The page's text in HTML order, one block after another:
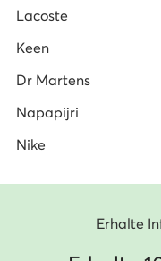
Lacoste
Keen
Dr Martens
Napapijri
Nike
Erhalte